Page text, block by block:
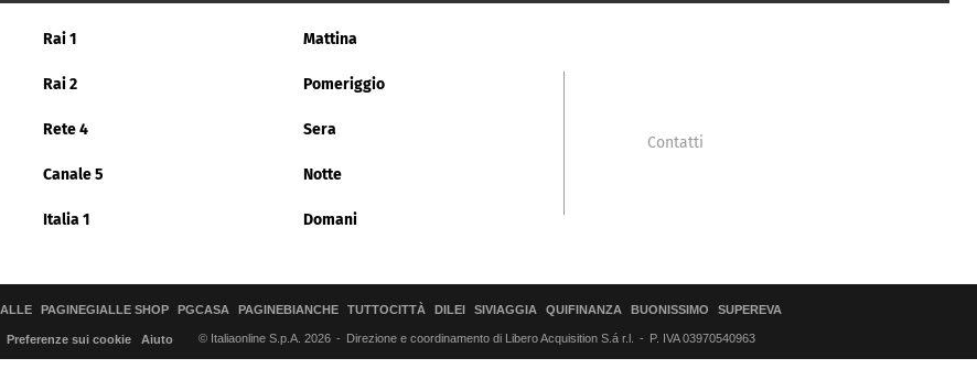
Rai 1 Mattina
Rai 2 Pomeriggio
Rete 4 Sera
Canale 5 Notte
Italia 1 Domani
Contatti
PAGINEGIALLE SHOP PGCASA PAGINEBIANCHE TUTTOCITTÀ DILEI SIVIAGGIA QUIFINANZA BUONISSIMO SUPEREVA
Preferenze sui cookie Aiuto © Italiaonline S.p.A. 2026 Direzione e coordinamento di Libero Acquisition S.á r.l. P. IVA 03970540963